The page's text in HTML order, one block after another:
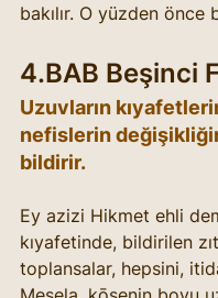
bakılır. O yüzden
4.BAB Beşinci
Uzuvların
nefislerin
bildirir.
Ey azizi Hikmet ehli
kıyafetinde, bildirilen
toplansalar, hepsini,